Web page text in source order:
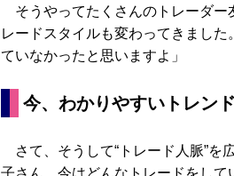
そうやってたくさんのトレーダー
レードスタイルも変わってきまし
ていなかったと思いますよ」
今、わかりやすいトレン
さて、そうして“トレード人脈”を
子さん、今はどんなトレードをして